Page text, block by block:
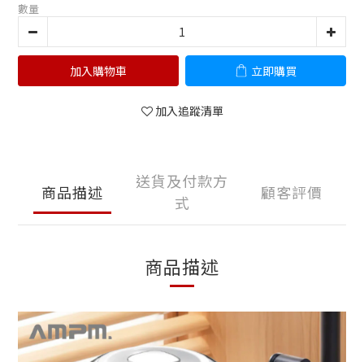
數量
加入購物車 立即購買
加入追蹤清單
商品描述
送貨及付款方
式
顧客評價
商品描述